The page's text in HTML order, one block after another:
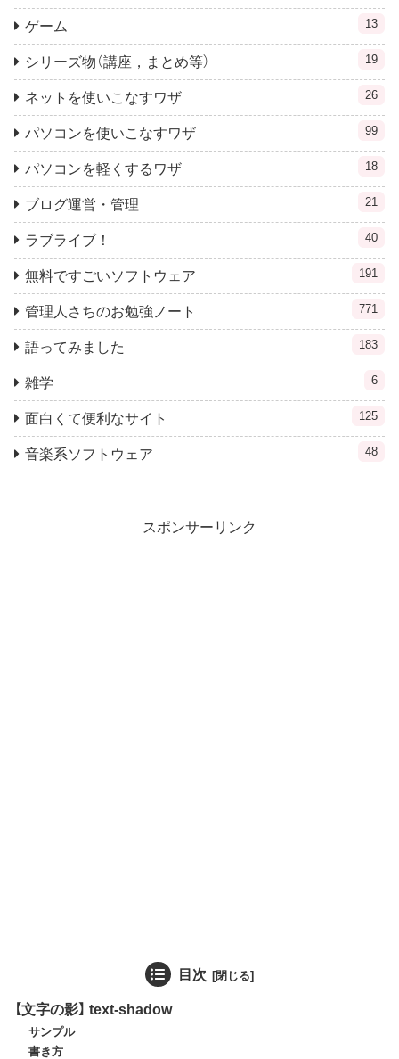
ゲーム 13
シリーズ物（講座，まとめ等） 19
ネットを使いこなすワザ 26
パソコンを使いこなすワザ 99
パソコンを軽くするワザ 18
ブログ運営・管理 21
ラブライブ！ 40
無料ですごいソフトウェア 191
管理人さちのお勉強ノート 771
語ってみました 183
雑学 6
面白くて便利なサイト 125
音楽系ソフトウェア 48
スポンサーリンク
目次
【文字の影】 text-shadow
サンプル
書き方